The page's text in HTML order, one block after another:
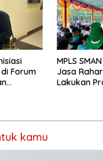
Forum
MPLS
Jasa
Lakukan
kamu